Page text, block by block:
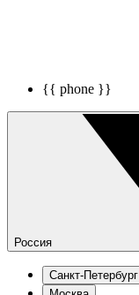
{{ phone }}
Россия
Санкт-Петербург